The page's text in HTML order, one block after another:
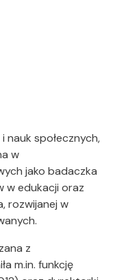
społecznych,
w
jako badaczka
edukacji oraz
rozwijanej w
z
m.in. funkcję